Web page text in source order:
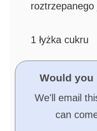
roztrzepanego
1 łyżka cukru
Would you
We'll email
can